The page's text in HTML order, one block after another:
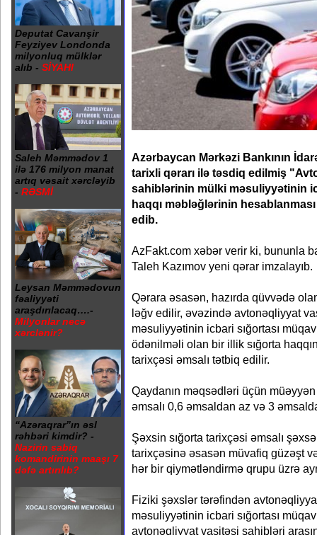
Deputat Cavanşir
Feyziyev Londonda
milyonluq mülklər
alıb - SİYAHI
Saleh Məmmədov 1
ilə 176 milyon manat
artıq vəsait xərcləyib
- RƏSMİ
Leysan Məmmədovun
fəaliyyəti
araşdırılacaq….-
Milyonlar necə
xərclənir?
“Azəraqrar”ın əsl
rəhbəri kimdir? -
Nazirin sabiq
komandirinin maaşı 7
dəfə artırılıb?
Azərbaycan Mərkəzi Bankının
tarixli qərarı ilə təsdiq edilmiş
sahiblərinin mülki məsuliyyətinin
haqqı məbləğlərinin
edib.
AzFakt.com xəbər verir ki, bununla
Taleh Kazımov yeni qərar imzalayıb.
Qərara əsasən, hazırda qüvvədə
ləğv edilir, əvəzində avtonəqliyyat
məsuliyyətinin icbari sığortası
ödənilməli olan bir illik sığorta
tarixçəsi əmsalı tətbiq edilir.
Qaydanın məqsədləri üçün
əmsalı 0,6 əmsaldan az və 3
Şəxsin sığorta tarixçəsi əmsalı
tarixçəsinə əsasən müvafiq güzəşt
hər bir qiymətləndirmə qrupu üzrə
Fiziki şəxslər tərəfindən
məsuliyyətinin icbari sığortası
avtonəqliyyat vasitəsi sahibləri